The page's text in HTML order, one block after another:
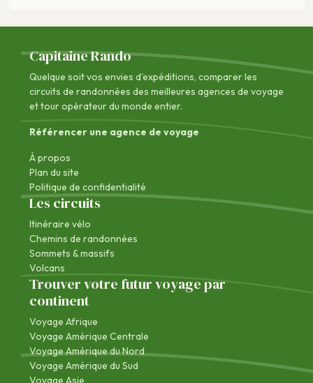
Capitaine Rando
Quelque soit vos envies d'expéditions, comparer les
circuits de randonnées des meilleures agences de voyage
et tour opérateur du monde entier.
Référencer une agence de voyage
À propos
Plan du site
Politique de confidentialité
Les circuits
Itinéraire vélo
Chemins de randonnées
Sommets & massifs
Volcans
Trouver votre futur voyage par
continent
Voyage Afrique
Voyage Amérique Centrale
Voyage Amérique du Nord
Voyage Amérique du Sud
Voyage Asie